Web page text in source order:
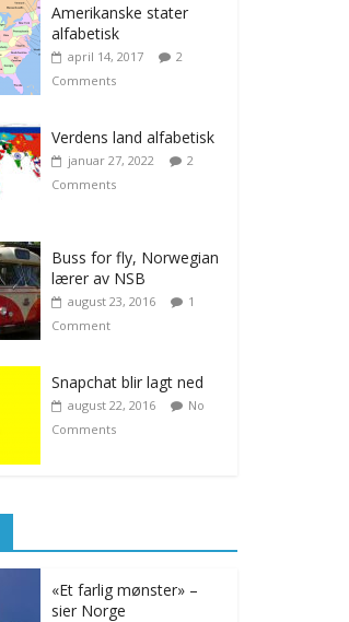
Amerikanske stater
alfabetisk
april 14, 2017
2
Comments
Verdens land alfabetisk
januar 27, 2022
2
Comments
Buss for fly, Norwegian
lærer av NSB
august 23, 2016
1
Comment
Snapchat blir lagt ned
august 22, 2016
No
Comments
«Et farlig mønster» –
sier Norge